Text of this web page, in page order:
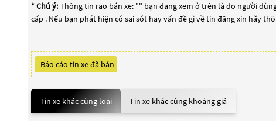
* Chú ý:Thông tin rao bán xe: "" bạn đang xem ở trên là do người
cấp . Nếu bạn phát hiện có sai sót hay vấn đề gì về tin đăng xin hãy
Báo cáo tin xe đã bán
Tin xe khác cùng loại Tin xe khác cùng khoảng giá